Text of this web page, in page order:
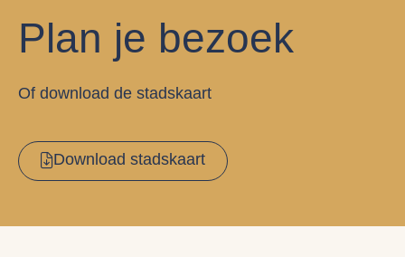
Plan je bezoek
Of download de stadskaart
Download stadskaart